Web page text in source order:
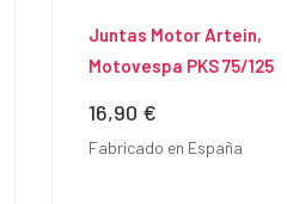
Juntas Motor Artein,
Motovespa PKS 75/125
Precio
16,90 €
Fabricado en España